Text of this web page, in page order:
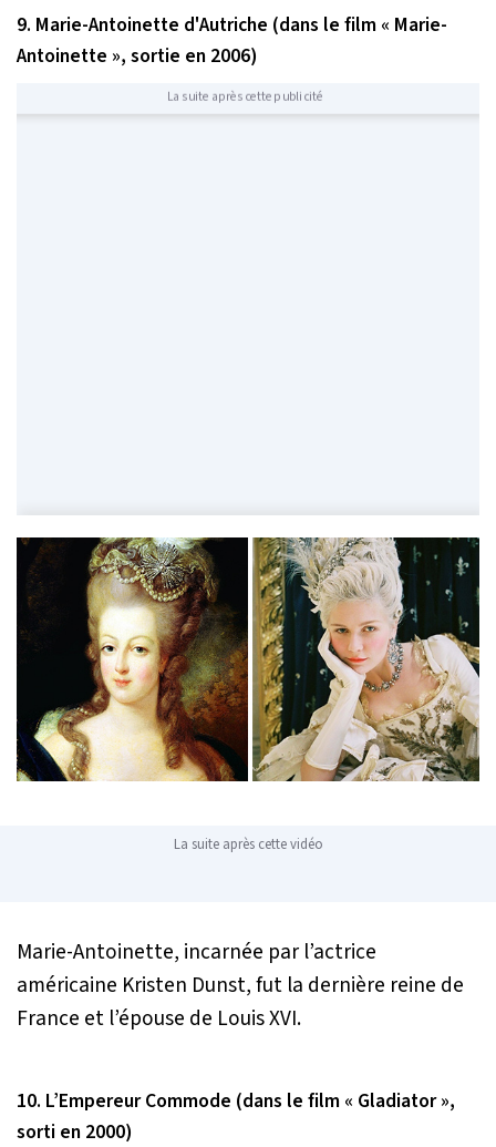
9. Marie-Antoinette d'Autriche (dans le film « Marie-
Antoinette », sortie en 2006)
La suite après cette publicité
La suite après cette vidéo
Marie-Antoinette, incarnée par l’actrice
américaine Kristen Dunst, fut la dernière reine de
France et l’épouse de Louis XVI.
10. L’Empereur Commode (dans le film « Gladiator »,
sorti en 2000)